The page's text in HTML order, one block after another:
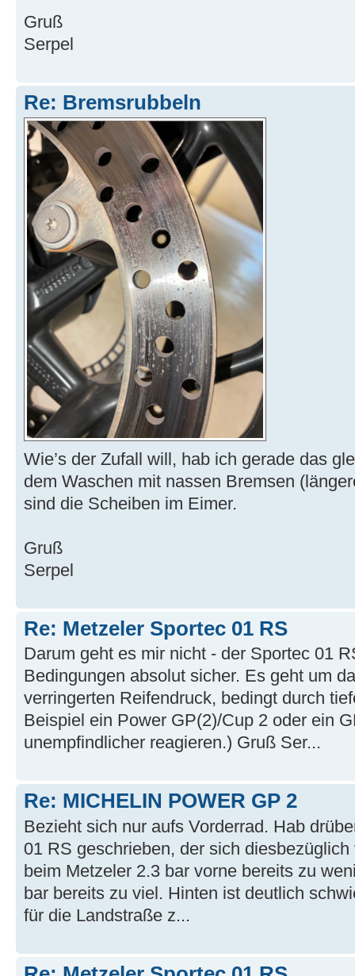
Gruß
Serpel
Re: Bremsrubbeln
Wie’s der Zufall will, hab ich gerade das
dem Waschen mit nassen Bremsen
sind die Scheiben im Eimer.
Gruß
Serpel
Re: Metzeler Sportec 01 RS
Darum geht es mir nicht - der Sportec 01
Bedingungen absolut sicher. Es geht um
verringerten Reifendruck, bedingt durch
Beispiel ein Power GP(2)/Cup 2 oder ein
unempfindlicher reagieren.) Gruß Ser...
Re: MICHELIN POWER GP 2
Bezieht sich nur aufs Vorderrad. Hab
01 RS geschrieben, der sich
beim Metzeler 2.3 bar vorne bereits zu
bar bereits zu viel. Hinten ist deutlich
für die Landstraße z...